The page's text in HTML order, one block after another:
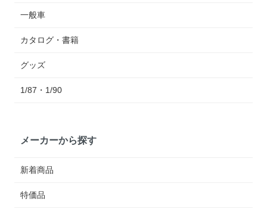
一般車
カタログ・書籍
グッズ
1/87・1/90
メーカーから探す
新着商品
特価品